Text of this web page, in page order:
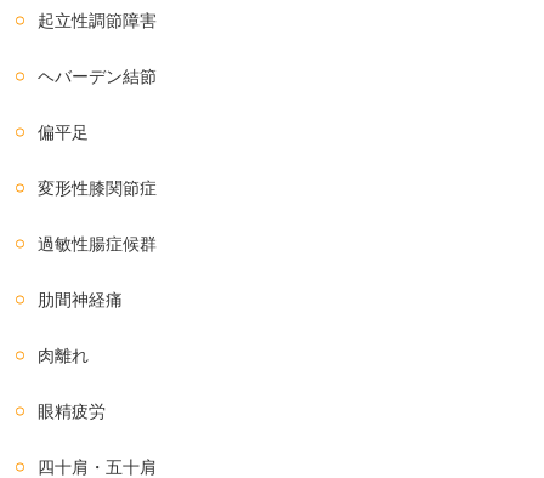
起立性調節障害
ヘバーデン結節
偏平足
変形性膝関節症
過敏性腸症候群
肋間神経痛
肉離れ
眼精疲労
四十肩・五十肩